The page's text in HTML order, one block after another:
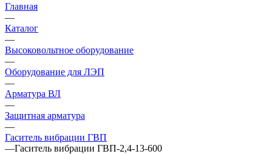
Главная
—
Каталог
—
Высоковольтное оборудование
—
Оборудование для ЛЭП
—
Арматура ВЛ
—
Защитная арматура
—
Гаситель вибрации ГВП
—Гаситель вибрации ГВП-2,4-13-600